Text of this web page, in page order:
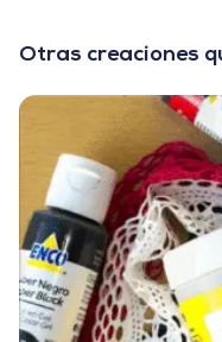
Otras creaciones